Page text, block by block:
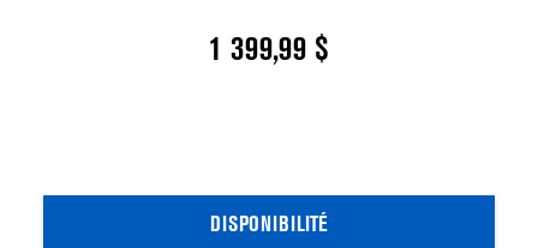
1 399,99 $
DISPONIBILITÉ